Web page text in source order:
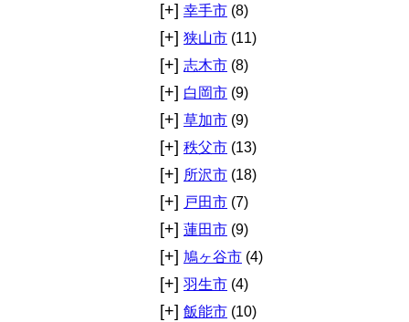
[+] 幸手市 (8)
[+] 狭山市 (11)
[+] 志木市 (8)
[+] 白岡市 (9)
[+] 草加市 (9)
[+] 秩父市 (13)
[+] 所沢市 (18)
[+] 戸田市 (7)
[+] 蓮田市 (9)
[+] 鳩ヶ谷市 (4)
[+] 羽生市 (4)
[+] 飯能市 (10)